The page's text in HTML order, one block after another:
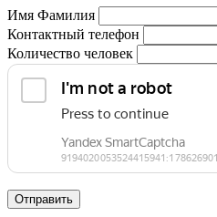
Имя Фамилия
Контактный телефон
Количество человек
Отправить